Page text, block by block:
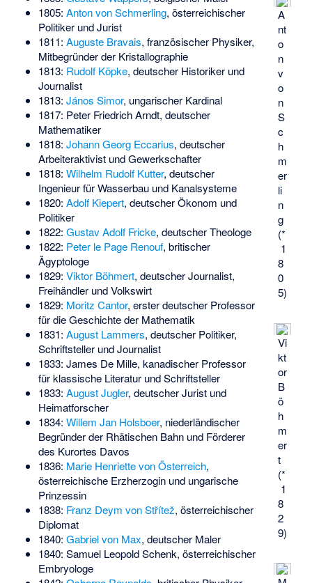
A
nt
o
n
v
o
n
S
c
h
m
er
li
n
g
(*
1
8
0
5)
Vi
kt
or
B
ö
h
m
er
t
(*
1
8
2
9)
1805: Anton von Schmerling, österreichischer
Politiker und Jurist
1811: Auguste Bravais, französischer Physiker,
Mitbegründer der Kristallographie
1813: Rudolf Köpke, deutscher Historiker und
Journalist
1813: János Simor, ungarischer Kardinal
1817: Peter Friedrich Arndt, deutscher
Mathematiker
1818: Johann Georg Eccarius, deutscher
Arbeiteraktivist und Gewerkschafter
1818: Wilhelm Rudolf Kutter, deutscher
Ingenieur für Wasserbau und Kanalsysteme
1820: Adolf Kiepert, deutscher Ökonom und
Politiker
1822: Gustav Adolf Fricke, deutscher Theologe
1822: Peter le Page Renouf, britischer
Ägyptologe
1829: Viktor Böhmert, deutscher Journalist,
Freihändler und Volkswirt
1829: Moritz Cantor, erster deutscher Professor
für die Geschichte der Mathematik
1831: August Lammers, deutscher Politiker,
Schriftsteller und Journalist
1833: James De Mille, kanadischer Professor
für klassische Literatur und Schriftsteller
1833: August Jugler, deutscher Jurist und
Heimatforscher
1834: Willem Jan Holsboer, niederländischer
Begründer der Rhätischen Bahn und Förderer
des Kurortes Davos
1836: Marie Henriette von Österreich,
österreichische Erzherzogin und ungarische
Prinzessin
1838: Franz Deym von Střítež, österreichischer
Diplomat
1840: Gabriel von Max, deutscher Maler
1840: Samuel Leopold Schenk, österreichischer
Embryologe